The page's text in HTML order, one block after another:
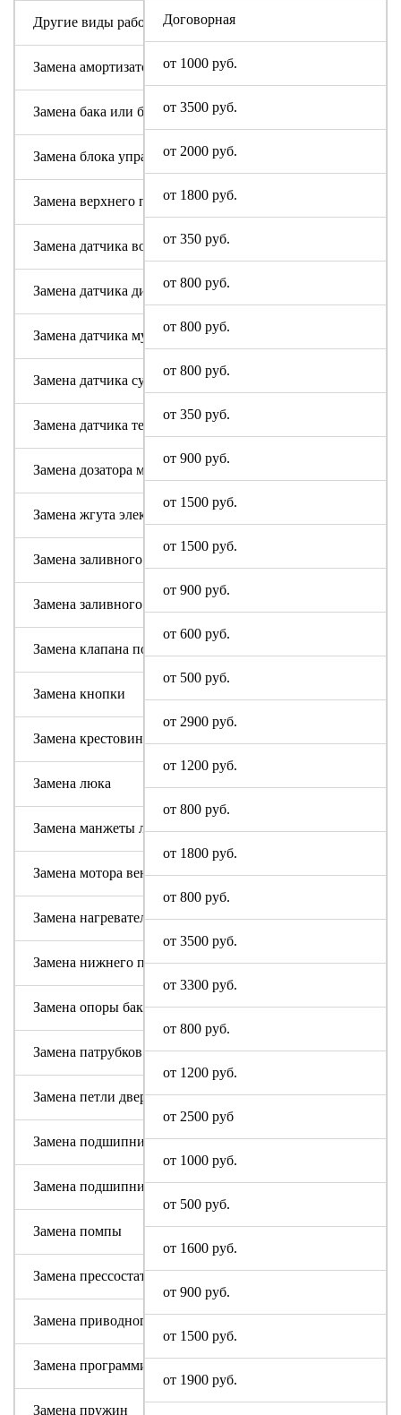
Договорная
от 1000 руб.
от 3500 руб.
от 2000 руб.
от 1800 руб.
от 350 руб.
от 800 руб.
от 800 руб.
от 800 руб.
от 350 руб.
от 900 руб.
от 1500 руб.
от 1500 руб.
от 900 руб.
от 600 руб.
от 500 руб.
от 2900 руб.
от 1200 руб.
от 800 руб.
от 1800 руб.
от 800 руб.
от 3500 руб.
от 3300 руб.
от 800 руб.
от 1200 руб.
от 2500 руб
от 1000 руб.
от 500 руб.
от 1600 руб.
от 900 руб.
от 1500 руб.
от 1900 руб.
Другие виды работ
Замена амортизаторов
Замена бака или барабана
Замена блока управления или индикации
Замена верхнего противовеса
Замена датчика воды
Замена датчика дисбаланса белья
Замена датчика мутности
Замена датчика сушки
Замена датчика температуры или термостата
Замена дозатора моющих средств
Замена жгута электропроводки
Замена заливного клапана (КЭНа)
Замена заливного шланга
Замена клапана подачи воды
Замена кнопки
Замена крестовины
Замена люка
Замена манжеты люка
Замена мотора вентилятора сушки
Замена нагревательного элемента (тена)
Замена нижнего противовеса
Замена опоры бака
Замена патрубков (сливных, заливных)
Замена петли дверцы
Замена подшипника
Замена подшипникового узла
Замена помпы
Замена прессостата (датчика уровня)
Замена приводного ремня
Замена программируемого модуля на новый
Замена пружин